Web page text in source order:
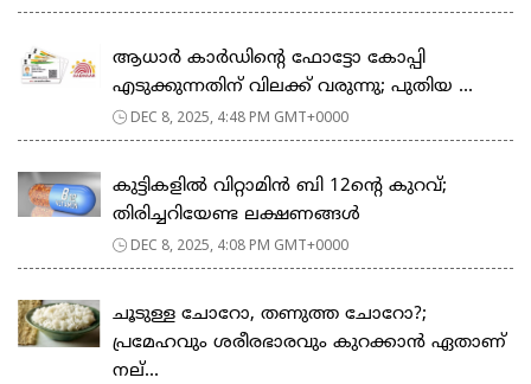
ആധാർ കാർഡിന്റെ ഫോട്ടോ കോപ്പി
എടുക്കുന്നതിന് വിലക്ക് വരുന്നു; പുതിയ ...
DEC 8, 2025, 4:48 PM GMT+0000
കുട്ടികളിൽ വിറ്റാമിൻ ബി 12ന്‍റെ കുറവ്;
തിരിച്ചറിയേണ്ട ലക്ഷണങ്ങള്‍
DEC 8, 2025, 4:08 PM GMT+0000
ചൂടുള്ള ചോറോ, തണുത്ത ചോറോ?;
പ്രമേഹവും ശരീരഭാരവും കുറക്കാൻ ഏതാണ്
നല്...